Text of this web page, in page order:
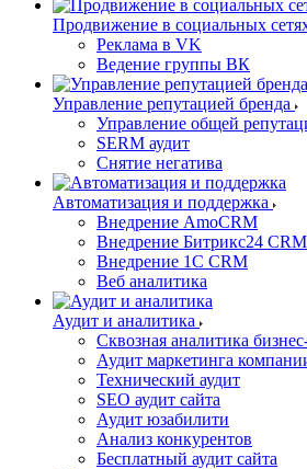
Продвижение в социальных
Реклама в VK
Ведение группы ВК
Управление репутацией бренда
Управление общей
SERM аудит
Снятие негатива
Автоматизация и поддержка
Внедрение AmoCRM
Внедрение Битрикс24 CRM
Внедрение 1C CRM
Веб аналитика
Аудит и аналитика
Сквозная аналитика
Аудит маркетинга
Технический аудит
SEO аудит сайта
Аудит юзабилити
Анализ конкурентов
Бесплатный аудит сайта